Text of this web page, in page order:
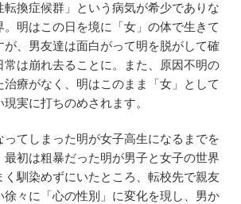
換症候群」という病気が希少でありな
。明はこの日を境に「女」の体で生きて
が、男友達は面白がって明を脱がして確
常は崩れ去ることに。また、原因不明の
療がなく、明はこのまま「女」として
実に打ちのめされます。
てしまった明が女子高生になるまでを
初は粗暴だった明が男子と女子の世界
馴染めずにいたところ、転校先で親友
徐々に「心の性別」に変化を現し、男か